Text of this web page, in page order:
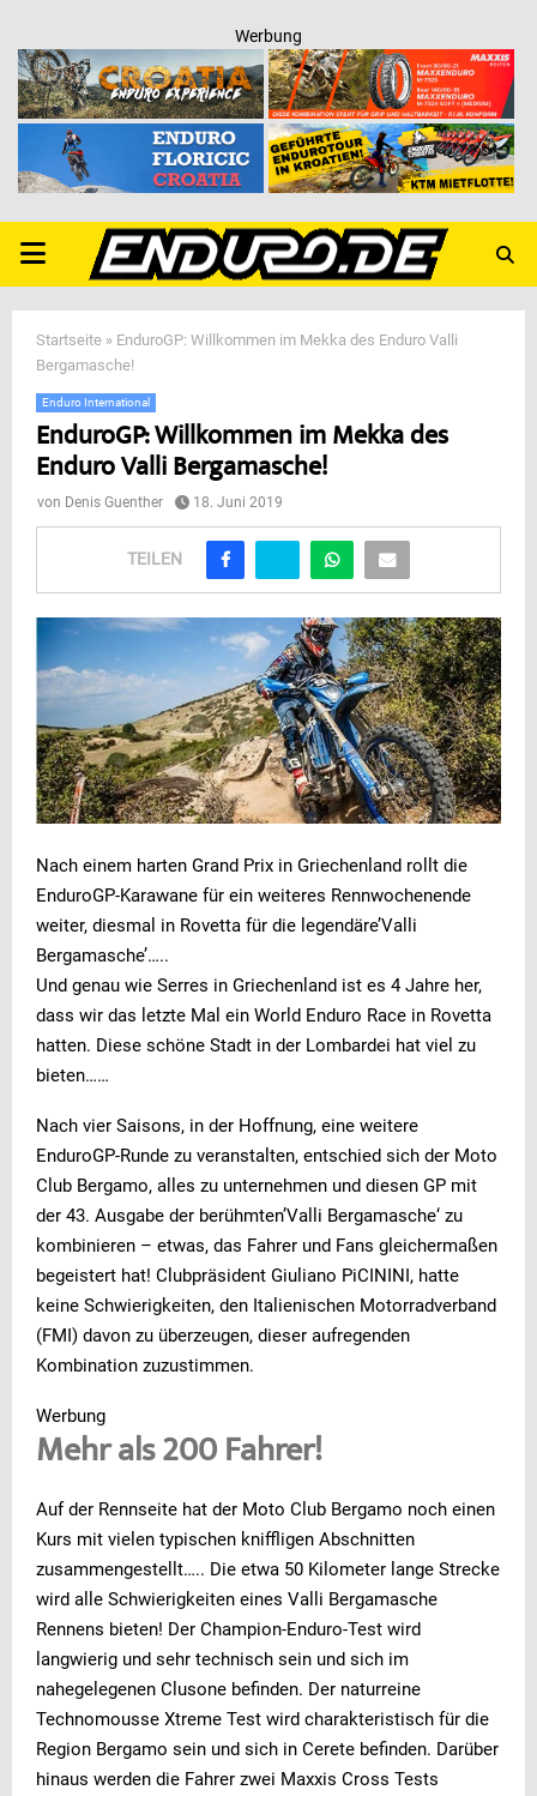
Werbung
PRIMARY
MENU
Startseite » EnduroGP: Willkommen im Mekka des Enduro Valli
Bergamasche!
Enduro International
EnduroGP: Willkommen im Mekka des
Enduro Valli Bergamasche!
von Denis Guenther 18. Juni 2019
TEILEN
Nach einem harten Grand Prix in Griechenland rollt die
EnduroGP-Karawane für ein weiteres Rennwochenende
weiter, diesmal in Rovetta für die legendäre’Valli
Bergamasche’…..
Und genau wie Serres in Griechenland ist es 4 Jahre her,
dass wir das letzte Mal ein World Enduro Race in Rovetta
hatten. Diese schöne Stadt in der Lombardei hat viel zu
bieten……
Nach vier Saisons, in der Hoffnung, eine weitere
EnduroGP-Runde zu veranstalten, entschied sich der Moto
Club Bergamo, alles zu unternehmen und diesen GP mit
der 43. Ausgabe der berühmten’Valli Bergamasche‘ zu
kombinieren – etwas, das Fahrer und Fans gleichermaßen
begeistert hat! Clubpräsident Giuliano PiCININI, hatte
keine Schwierigkeiten, den Italienischen Motorradverband
(FMI) davon zu überzeugen, dieser aufregenden
Kombination zuzustimmen.
Werbung
Mehr als 200 Fahrer!
Auf der Rennseite hat der Moto Club Bergamo noch einen
Kurs mit vielen typischen kniffligen Abschnitten
zusammengestellt….. Die etwa 50 Kilometer lange Strecke
wird alle Schwierigkeiten eines Valli Bergamasche
Rennens bieten! Der Champion-Enduro-Test wird
langwierig und sehr technisch sein und sich im
nahegelegenen Clusone befinden. Der naturreine
Technomousse Xtreme Test wird charakteristisch für die
Region Bergamo sein und sich in Cerete befinden. Darüber
hinaus werden die Fahrer zwei Maxxis Cross Tests